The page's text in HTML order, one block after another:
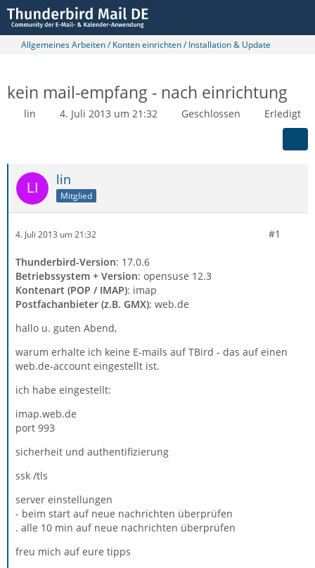
Allgemeines Arbeiten / Konten einrichten / Installation & Update
kein mail-empfang - nach einrichtung
lin 4. Juli 2013 um 21:32 Geschlossen Erledigt
lin
Mitglied
4. Juli 2013 um 21:32 #1
Thunderbird-Version: 17.0.6
Betriebssystem + Version: opensuse 12.3
Kontenart (POP / IMAP): imap
Postfachanbieter (z.B. GMX): web.de
hallo u. guten Abend,
warum erhalte ich keine E-mails auf TBird - das auf einen
web.de-account eingestellt ist.
ich habe eingestellt:
imap.web.de
port 993
sicherheit und authentifizierung
ssk /tls
server einstellungen
- beim start auf neue nachrichten überprüfen
. alle 10 min auf neue nachrichten überprüfen
freu mich auf eure tipps